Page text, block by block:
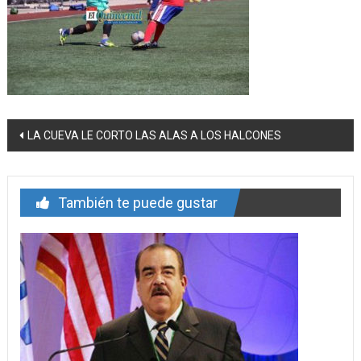
Navegación
entrada
LA CUEVA LE CORTO LAS ALAS A LOS HALCONES
También te puede gustar